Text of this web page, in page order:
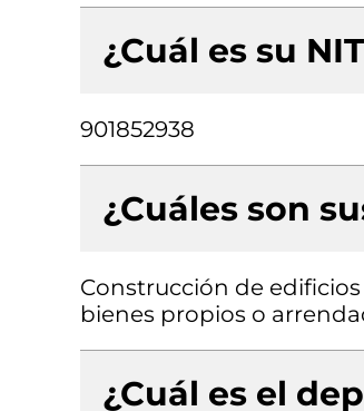
¿Cuál es su
901852938
¿Cuáles son
Construcción de
bienes propios o
¿Cuál es el